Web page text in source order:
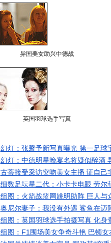
异国美女助兴中德战
英国羽球选手写真
幻灯：张馨予新写真曝光 第一足球
幻灯：中德明星晚宴名将疑似醉酒
古蒂接受采访突吻美女主播 证自己
细数足坛星二代：小卡卡电眼 劳尔
组图：火箭战篮网姚明助阵 巨人与
奥尼尔妻子：我没有外遇 鲨鱼在迈
组图：英国羽球选手拍摄写真 化身
组图：F1围场美女争奇斗艳 巴顿女